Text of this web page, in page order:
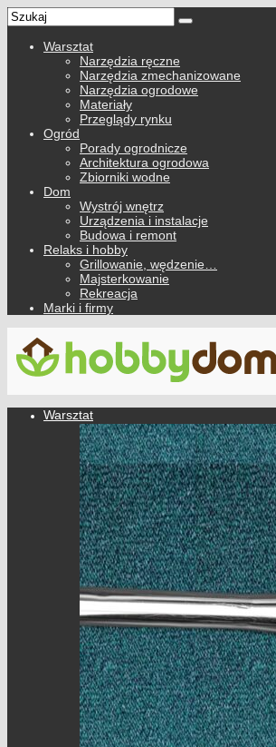
Warsztat
Narzędzia ręczne
Narzędzia zmechanizowane
Narzędzia ogrodowe
Materiały
Przeglądy rynku
Ogród
Porady ogrodnicze
Architektura ogrodowa
Zbiorniki wodne
Dom
Wystrój wnętrz
Urządzenia i instalacje
Budowa i remont
Relaks i hobby
Grillowanie, wędzenie…
Majsterkowanie
Rekreacja
Marki i firmy
Warsztat